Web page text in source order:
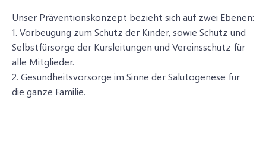
Unser Präventionskonzept bezieht sich auf zwei Ebenen:
1. Vorbeugung zum Schutz der Kinder, sowie Schutz und
Selbstfürsorge der Kursleitungen und Vereinsschutz für
alle Mitglieder.
2. Gesundheitsvorsorge im Sinne der Salutogenese für
die ganze Familie.